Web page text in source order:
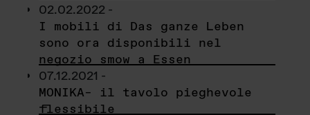
02.02.2022 -
I mobili di Das ganze Leben
sono ora disponibili nel
negozio smow a Essen
07.12.2021 -
MONIKA– il tavolo pieghevole
flessibile